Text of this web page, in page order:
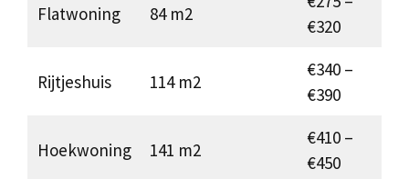
Flatwoning 84 m2
€320
Rijtjeshuis 114 m2
€340 –
€390
Hoekwoning 141 m2
€410 –
€450